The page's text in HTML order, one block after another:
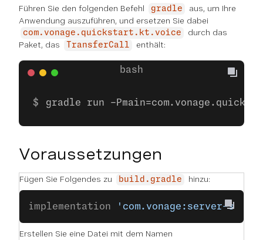
Führen Sie den folgenden Befehl gradle
aus, um Ihre
Anwendung auszuführen, und ersetzen Sie dabei
com.vonage.quickstart.kt.voice
durch das
Paket, das
TransferCall enthält:
gradle run -
Voraussetzungen
Fügen Sie Folgendes zu build.gradle hinzu:
implementation 'com.vonage:server-
Erstellen Sie eine Datei mit dem Namen